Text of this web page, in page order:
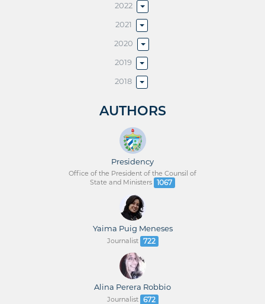
2022
2021
2020
2019
2018
AUTHORS
Presidency
Office of the President of the Counsil of
State and Ministers 1067
Yaima Puig Meneses
Journalist 722
Alina Perera Robbio
Journalist 672